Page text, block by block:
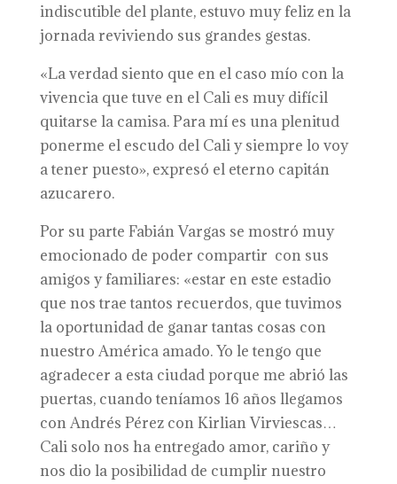
indiscutible del plante, estuvo muy feliz en la
jornada reviviendo sus grandes gestas.
«La verdad siento que en el caso mío con la
vivencia que tuve en el Cali es muy difícil
quitarse la camisa. Para mí es una plenitud
ponerme el escudo del Cali y siempre lo voy
a tener puesto», expresó el eterno capitán
azucarero.
Por su parte Fabián Vargas se mostró muy
emocionado de poder compartir con sus
amigos y familiares: «estar en este estadio
que nos trae tantos recuerdos, que tuvimos
la oportunidad de ganar tantas cosas con
nuestro América amado. Yo le tengo que
agradecer a esta ciudad porque me abrió las
puertas, cuando teníamos 16 años llegamos
con Andrés Pérez con Kirlian Virviescas…
Cali solo nos ha entregado amor, cariño y
nos dio la posibilidad de cumplir nuestro